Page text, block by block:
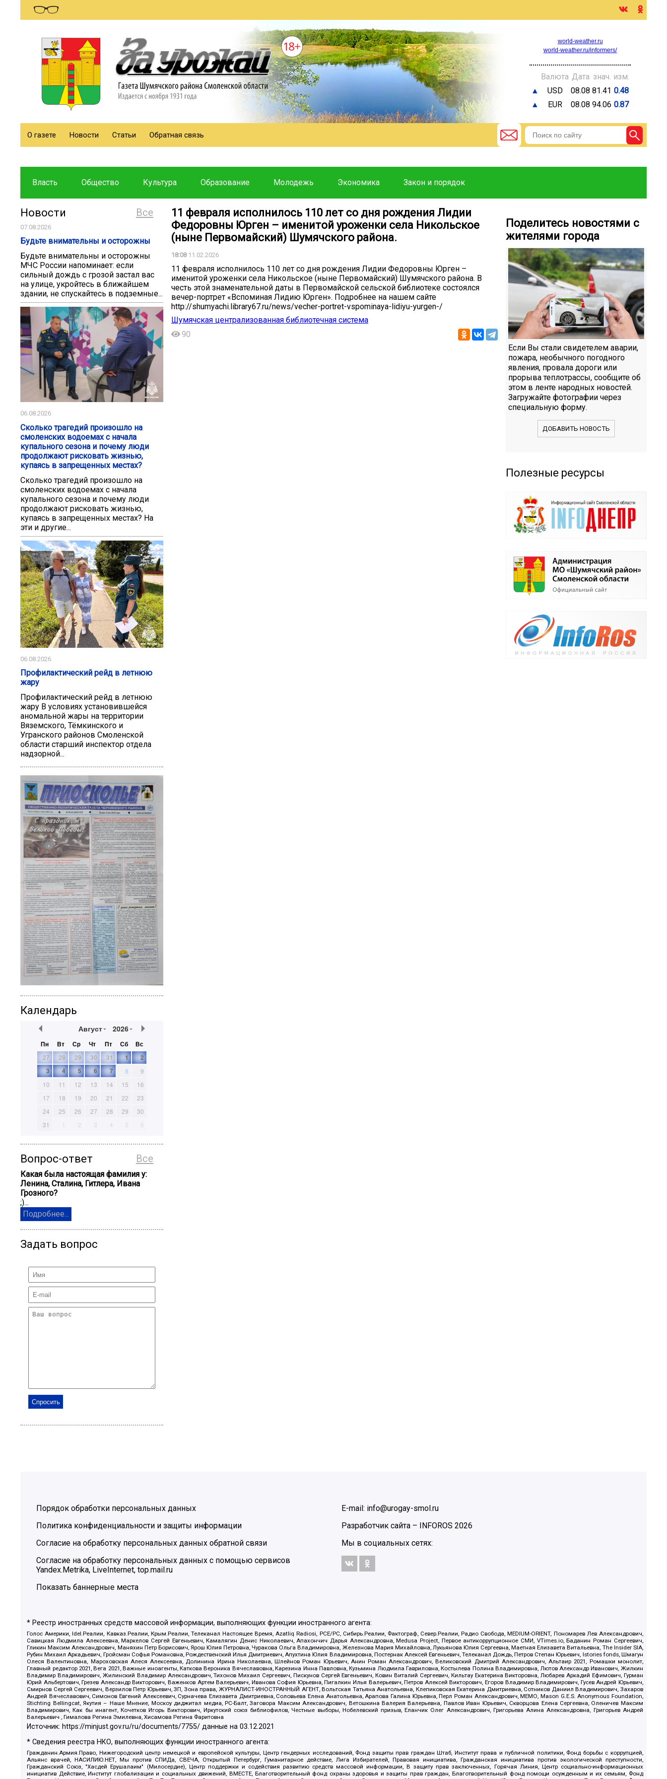
world-weather.ru
world-weather.ru/informers/
Валюта Дата знач. изм.
▲
USD 08.08 81.41 0.48
▲
EUR 08.08 94.06 0.87
О газете Новости Статьи Обратная связь
Власть Общество Культура Образование Молодежь Экономика Закон и порядок
Все
Новости
07.08.2026
️Будьте внимательны и осторожны️
️Будьте внимательны и осторожны️
МЧС России напоминает: если
сильный дождь с грозой застал вас
на улице, укройтесь в ближайшем
здании, не спускайтесь в подземные...
06.08.2026
Сколько трагедий произошло на
смоленских водоемах с начала
купального сезона и почему люди
продолжают рисковать жизнью,
купаясь в запрещенных местах?
Сколько трагедий произошло на
смоленских водоемах с начала
купального сезона и почему люди
продолжают рисковать жизнью,
купаясь в запрещенных местах? На
эти и другие...
06.08.2026
Профилактический рейд в летнюю
жару
Профилактический рейд в летнюю
жару В условиях установившейся
аномальной жары на территории
Вяземского, Тёмкинского и
Угранского районов Смоленской
области старший инспектор отдела
надзорной...
Календарь
Август 2026
Пн Вт Ср Чт Пт Сб
Вс
27
28 29 30 31 1
2
3
4 5 6 7 8
9
10
11 12 13 14 15
16
17
18 19 20 21 22
23
24
25 26 27 28 29
30
31
1 2 3 4 5 6
Все
Вопрос-ответ
Какая была настоящая фамилия у:
Ленина, Сталина, Гитлера, Ивана
Грозного?
;)...
Подробнее...
Задать вопрос
11 февраля исполнилось 110 лет со дня рождения Лидии
Федоровны Юрген – именитой уроженки села Никольское
(ныне Первомайский) Шумячского района.
18:0811.02.2026
11 февраля исполнилось 110 лет со дня рождения Лидии Федоровны Юрген –
именитой уроженки села Никольское (ныне Первомайский) Шумячского района. В
честь этой знаменательной даты в Первомайской сельской библиотеке состоялся
вечер-портрет «Вспоминая Лидию Юрген». Подробнее на нашем сайте
http://shumyachi.library67.ru/news/vecher-portret-vspominaya-lidiyu-yurgen-/
Шумячская централизованная библиотечная система
90
Поделитесь новостями с
жителями города
Если Вы стали свидетелем аварии,
пожара, необычного погодного
явления, провала дороги или
прорыва теплотрассы, сообщите об
этом в ленте народных новостей.
Загружайте фотографии через
специальную форму.
ДОБАВИТЬ НОВОСТЬ
Полезные ресурсы
Порядок обработки персональных данных
Политика конфиденциальности и защиты информации
Согласие на обработку персональных данных обратной связи
Согласие на обработку персональных данных с помощью сервисов
Yandex.Metrika, LiveInternet, top.mail.ru
Показать баннерные места
E-mail: info@urogay-smol.ru
Разработчик сайта –
INFOROS 2026
Мы в социальных сетях:
* Реестр иностранных средств массовой информации, выполняющих функции иностранного агента:
Голос Америки, Idel.Реалии, Кавказ.Реалии, Крым.Реалии, Телеканал Настоящее Время, Azatliq Radiosi, PCE/PC, Сибирь.Реалии, Фактограф, Север.Реалии, Радио Свобода, MEDIUM-ORIENT, Пономарев Лев Александрович,
Савицкая Людмила Алексеевна, Маркелов Сергей Евгеньевич, Камалягин Денис Николаевич, Апахончич Дарья Александровна, Medusa Project, Первое антикоррупционное СМИ, VTimes.io, Баданин Роман Сергеевич,
Гликин Максим Александрович, Маняхин Петр Борисович, Ярош Юлия Петровна, Чуракова Ольга Владимировна, Железнова Мария Михайловна, Лукьянова Юлия Сергеевна, Маетная Елизавета Витальевна, The Insider SIA,
Рубин Михаил Аркадьевич, Гройсман Софья Романовна, Рождественский Илья Дмитриевич, Апухтина Юлия Владимировна, Постернак Алексей Евгеньевич, Телеканал Дождь, Петров Степан Юрьевич, Istories fonds, Шмагун
Олеся Валентиновна, Мароховская Алеся Алексеевна, Долинина Ирина Николаевна, Шлейнов Роман Юрьевич, Анин Роман Александрович, Великовский Дмитрий Александрович, Альтаир 2021, Ромашки монолит,
Главный редактор 2021, Вега 2021, Важные иноагенты, Каткова Вероника Вячеславовна, Карезина Инна Павловна, Кузьмина Людмила Гавриловна, Костылева Полина Владимировна, Лютов Александр Иванович, Жилкин
Владимир Владимирович, Жилинский Владимир Александрович, Тихонов Михаил Сергеевич, Пискунов Сергей Евгеньевич, Ковин Виталий Сергеевич, Кильтау Екатерина Викторовна, Любарев Аркадий Ефимович, Гурман
Юрий Альбертович, Грезев Александр Викторович, Важенков Артем Валерьевич, Иванова София Юрьевна, Пигалкин Илья Валерьевич, Петров Алексей Викторович, Егоров Владимир Владимирович, Гусев Андрей Юрьевич,
Смирнов Сергей Сергеевич, Верзилов Петр Юрьевич, ЗП, Зона права, ЖУРНАЛИСТ-ИНОСТРАННЫЙ АГЕНТ, Вольтская Татьяна Анатольевна, Клепиковская Екатерина Дмитриевна, Сотников Даниил Владимирович, Захаров
Андрей Вячеславович, Симонов Евгений Алексеевич, Сурначева Елизавета Дмитриевна, Соловьева Елена Анатольевна, Арапова Галина Юрьевна, Перл Роман Александрович, МЕМО, Mason G.E.S. Anonymous Foundation,
Stichting Bellingcat, Якутия – Наше Мнение, Москоу диджитал медиа, РС-Балт, Заговора Максим Александрович, Ветошкина Валерия Валерьевна, Павлов Иван Юрьевич, Скворцова Елена Сергеевна, Оленичев Максим
Владимирович, Как бы инагент, Кочетков Игорь Викторович, Иркутский союз библиофилов, Честные выборы, Нобелевский призыв, Еланчик Олег Александрович, Григорьева Алина Александровна, Григорьев Андрей
Валерьевич , Гималова Регина Эмилевна, Хисамова Регина Фаритовна
Источник: https://minjust.gov.ru/ru/documents/7755/ данные на03.12.2021
* Сведения реестра НКО, выполняющих функции иностранного агента:
Гражданин.Армия.Право, Нижегородский центр немецкой и европейской культуры, Центр гендерных исследований, Фонд защиты прав граждан Штаб, Институт права и публичной политики, Фонд борьбы с коррупцией,
Альянс врачей, НАСИЛИЮ.НЕТ, Мы против СПИДа, СВЕЧА, Открытый Петербург, Гуманитарное действие, Лига Избирателей, Правовая инициатива, Гражданская инициатива против экологической преступности,
Гражданский Союз, "Хасдей Ерушалаим" (Милосердие), Центр поддержки и содействия развитию средств массовой информации, В защиту прав заключенных, Горячая Линия, Центр социально-информационных
инициатив Действие, Институт глобализации и социальных движений, ВМЕСТЕ, Благотворительный фонд охраны здоровья и защиты прав граждан, Благотворительный фонд помощи осужденным и их семьям, Фонд